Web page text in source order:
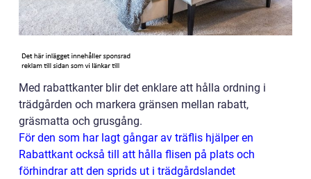
Med rabattkanter blir det enklare att hålla ordning i
trädgården och markera gränsen mellan rabatt,
gräsmatta och grusgång.
För den som har lagt gångar av träflis hjälper en
Rabattkant också till att hålla flisen på plats och
förhindrar att den sprids ut i trädgårdslandet